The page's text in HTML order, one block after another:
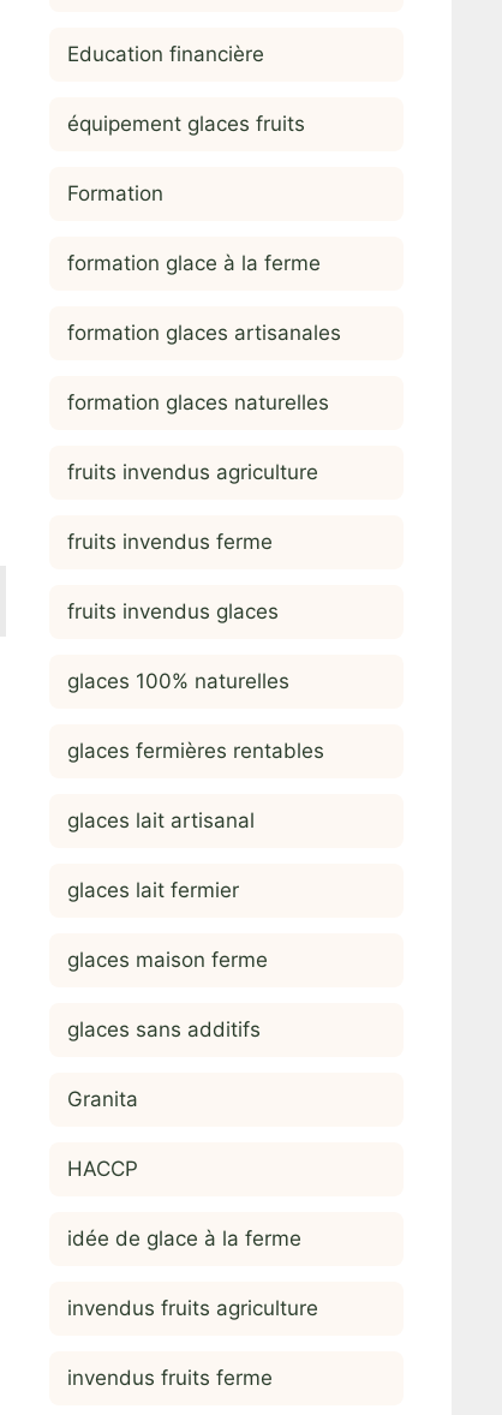
Education financière
équipement glaces fruits
Formation
formation glace à la ferme
formation glaces artisanales
formation glaces naturelles
fruits invendus agriculture
fruits invendus ferme
fruits invendus glaces
glaces 100% naturelles
glaces fermières rentables
glaces lait artisanal
glaces lait fermier
glaces maison ferme
glaces sans additifs
Granita
HACCP
idée de glace à la ferme
invendus fruits agriculture
invendus fruits ferme